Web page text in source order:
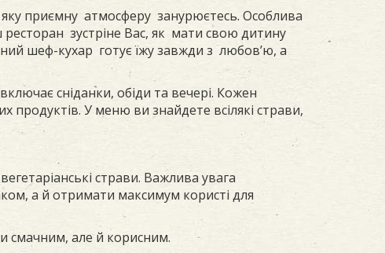
приємну атмосферу занурюєтесь. Особлива
зустріне Вас, як мати свою дитину
шеф-кухар готує їжу завжди з любов’ю, а
сніданки, обіди та вечері. Кожен
продуктів. У меню ви знайдете всілякі страви,
страви. Важлива увага
а й отримати максимум користі для
смачним, але й корисним.